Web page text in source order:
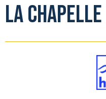
la